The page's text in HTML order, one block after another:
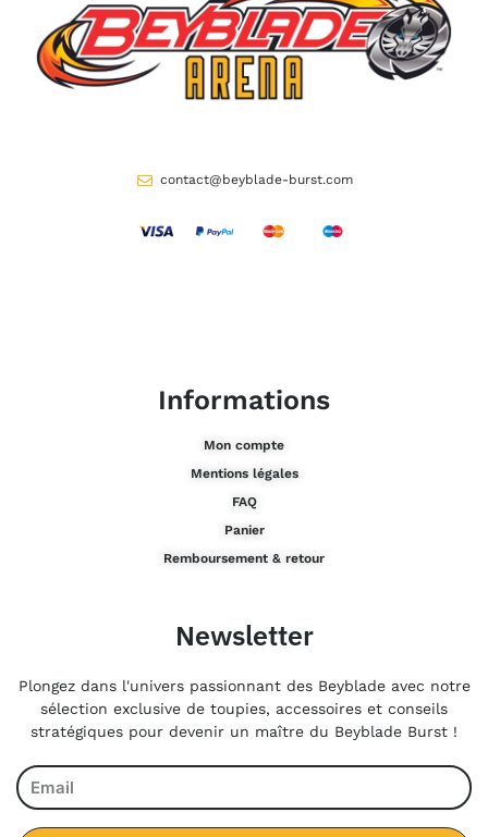
contact@beyblade-burst.com
Informations
Mon compte
Mentions légales
FAQ
Panier
Remboursement & retour
Newsletter
Plongez dans l'univers passionnant des Beyblade avec notre
sélection exclusive de toupies, accessoires et conseils
stratégiques pour devenir un maître du Beyblade Burst !